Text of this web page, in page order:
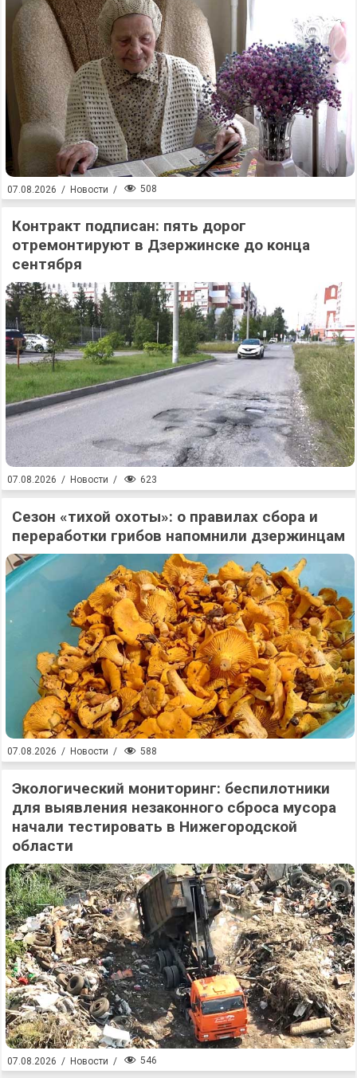
07.08.2026 / Новости / 508
Контракт подписан: пять дорог
отремонтируют в Дзержинске до конца
сентября
07.08.2026 / Новости / 623
Сезон «тихой охоты»: о правилах сбора и
переработки грибов напомнили дзержинцам
07.08.2026 / Новости / 588
Экологический мониторинг: беспилотники
для выявления незаконного сброса мусора
начали тестировать в Нижегородской
области
07.08.2026 / Новости / 546